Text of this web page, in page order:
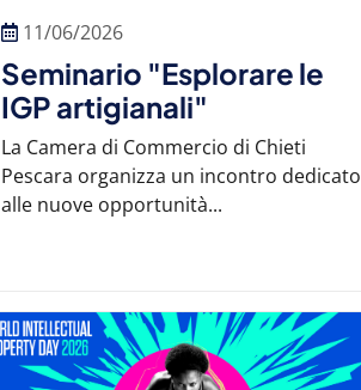
11/06/2026
Seminario "Esplorare le
IGP artigianali"
La Camera di Commercio di Chieti
Pescara organizza un incontro dedicato
alle nuove opportunità...